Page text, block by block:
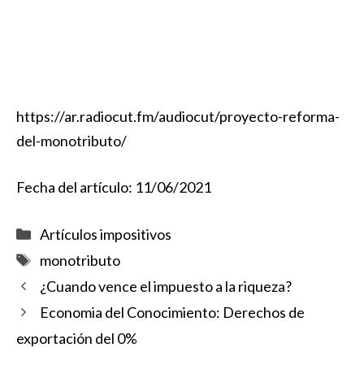
https://ar.radiocut.fm/audiocut/proyecto-reforma-
del-monotributo/
Fecha del artículo: 11/06/2021
Categorías
Artículos impositivos
Etiquetas
monotributo
¿Cuando vence el impuesto a la riqueza?
Economia del Conocimiento: Derechos de
exportación del 0%